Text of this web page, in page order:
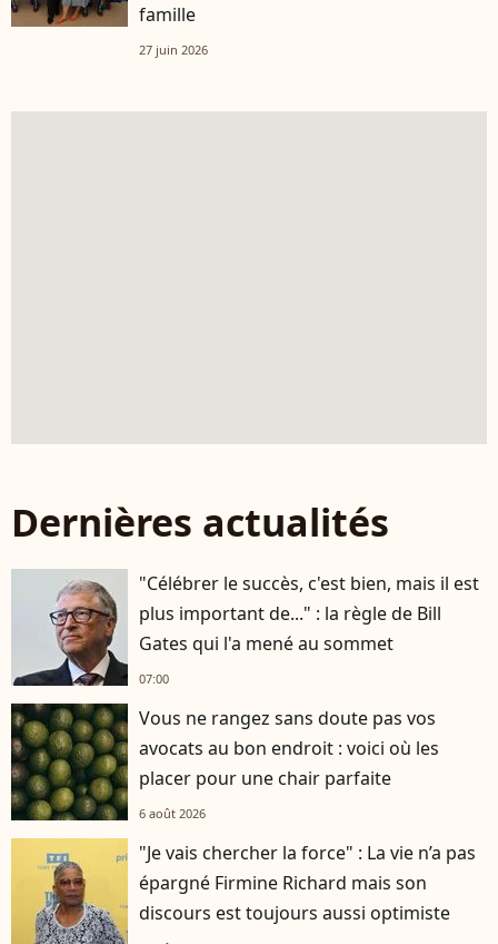
famille
27 juin 2026
Dernières actualités
"Célébrer le succès, c'est bien, mais il est
plus important de..." : la règle de Bill
Gates qui l'a mené au sommet
07:00
Vous ne rangez sans doute pas vos
avocats au bon endroit : voici où les
placer pour une chair parfaite
6 août 2026
"Je vais chercher la force" : La vie n’a pas
épargné Firmine Richard mais son
discours est toujours aussi optimiste